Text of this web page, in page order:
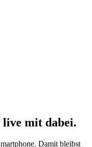
live mit dabei.
Damit bleibst